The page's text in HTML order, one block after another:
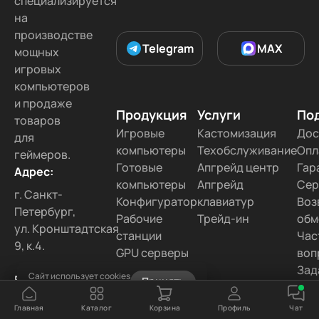
Главная Каталог Корзина Профиль Чат
на
производстве
мощных
игровых
компьютеров
и продаже
товаров
для
геймеров.
Адрес:
г. Санкт-
Петербург,
ул. Кронштадтская
9, к.4.
Email:
order@digital-
Telegram MAX
Продукция
Игровые
компьютеры
Готовые
компьютеры
Конфигуратор
Рабочие
станции
GPU серверы
Аксессуары
Услуги
Кастомизация
Техобслуживание
Апгрейд центр
Апгрейд
клавиатур
Трейд-ин
Сайт использует cookies
Узнать подробнее
Принять